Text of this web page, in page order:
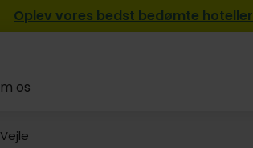
Oplev vores bedst bedømte hoteller
os
Vejle